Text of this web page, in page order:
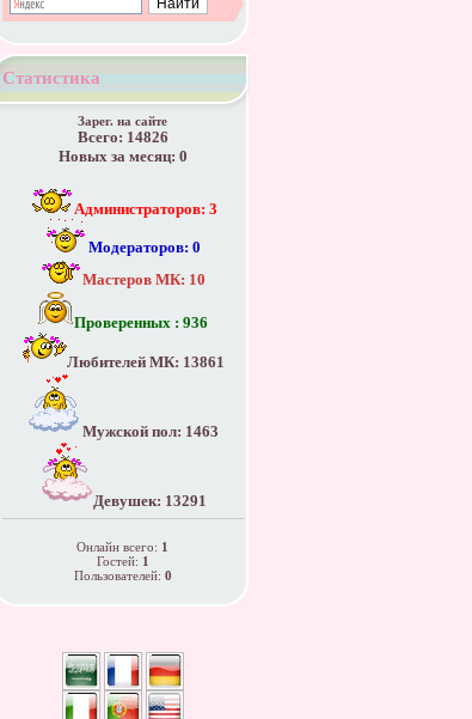
Статистика
Зарег. на сайте
Всего: 14826
Новых за месяц: 0
Администраторов: 3
Модераторов: 0
Мастеров МК: 10
Проверенных : 936
Любителей МК: 13861
Мужской пол: 1463
Девушек: 13291
Онлайн всего: 1
Гостей: 1
Пользователей: 0